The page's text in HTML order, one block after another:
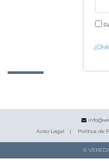
Aviso Legal
Política de
©